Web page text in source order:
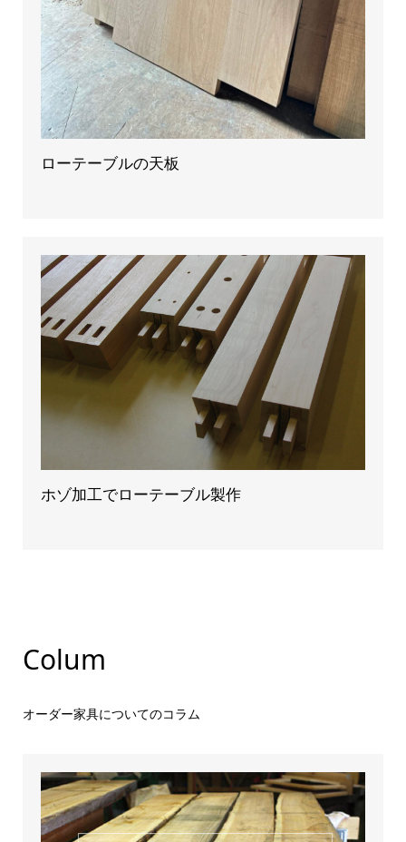
ローテーブルの天板
ホゾ加工でローテーブル製作
Colum
オーダー家具についてのコラム